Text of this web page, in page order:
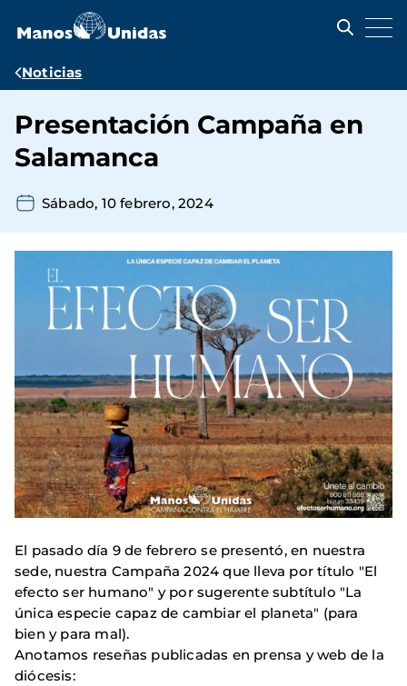
contenido
Ruta
navegación
Noticias
Presentación Campaña en
Salamanca
Sábado, 10 febrero, 2024
El pasado día 9 de febrero se presentó, en nuestra
sede, nuestra Campaña 2024 que lleva por título "El
efecto ser humano" y por sugerente subtítulo "La
única especie capaz de cambiar el planeta" (para
bien y para mal).
Anotamos reseñas publicadas en prensa y web de la
diócesis: